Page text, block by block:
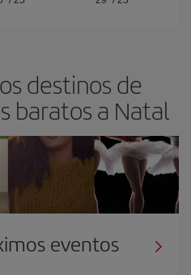
destinos de
baratos a Natal
eventos